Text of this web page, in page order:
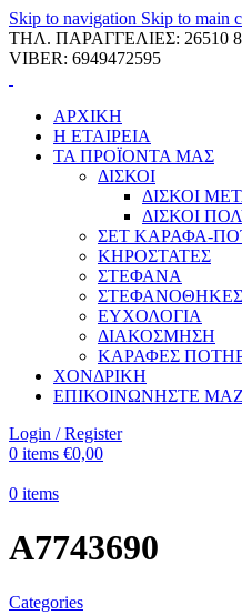
Skip to navigation Skip to main
ΤΗΛ. ΠΑΡΑΓΓΕΛΙΕΣ: 26510
VIBER: 6949472595
ΑΡΧΙΚΗ
Η ΕΤΑΙΡΕΙΑ
ΤΑ ΠΡΟΪΟΝΤΑ ΜΑΣ
ΔΙΣΚΟΙ
ΔΙΣΚΟΙ
ΔΙΣΚΟΙ
ΣΕΤ ΚΑΡΑΦΑ-
ΚΗΡΟΣΤΑΤΕΣ
ΣΤΕΦΑΝΑ
ΣΤΕΦΑΝΟΘΗΚΕΣ
ΕΥΧΟΛΟΓΙΑ
ΔΙΑΚΟΣΜΗΣΗ
ΚΑΡΑΦΕΣ
ΧΟΝΔΡΙΚΗ
ΕΠΙΚΟΙΝΩΝΗΣΤΕ
Login / Register
0 items €0,00
0 items
A7743690
Categories